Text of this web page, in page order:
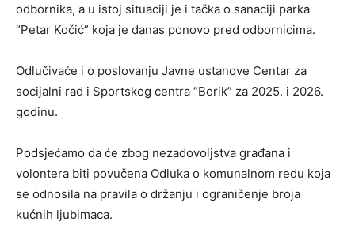
odbornika, a u istoj situaciji je i tačka o sanaciji parka
“Petar Kočić” koja je danas ponovo pred odbornicima.
Odlučivaće i o poslovanju Javne ustanove Centar za
socijalni rad i Sportskog centra “Borik” za 2025. i 2026.
godinu.
Podsjećamo da će zbog nezadovoljstva građana i
volontera biti povučena Odluka o komunalnom redu koja
se odnosila na pravila o držanju i ograničenje broja
kućnih ljubimaca.